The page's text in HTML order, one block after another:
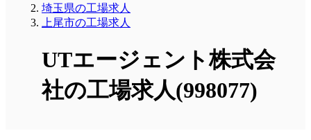
埼玉県の工場求人
上尾市の工場求人
UTエージェント株式会
社の工場求人(998077)